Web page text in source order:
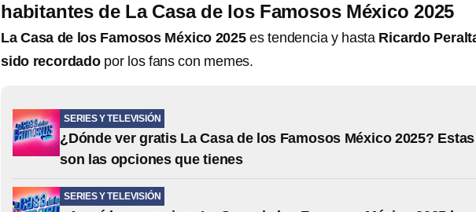
habitantes de La Casa de los Famosos México 2025
La Casa de los Famosos México 2025es tendencia y hasta Ricardo
sido recordadopor los fans con memes.
SERIES Y TELEVISIÓN
¿Dónde ver gratis La Casa de los Famosos México 2025? Estas
son las opciones que tienes
SERIES Y TELEVISIÓN